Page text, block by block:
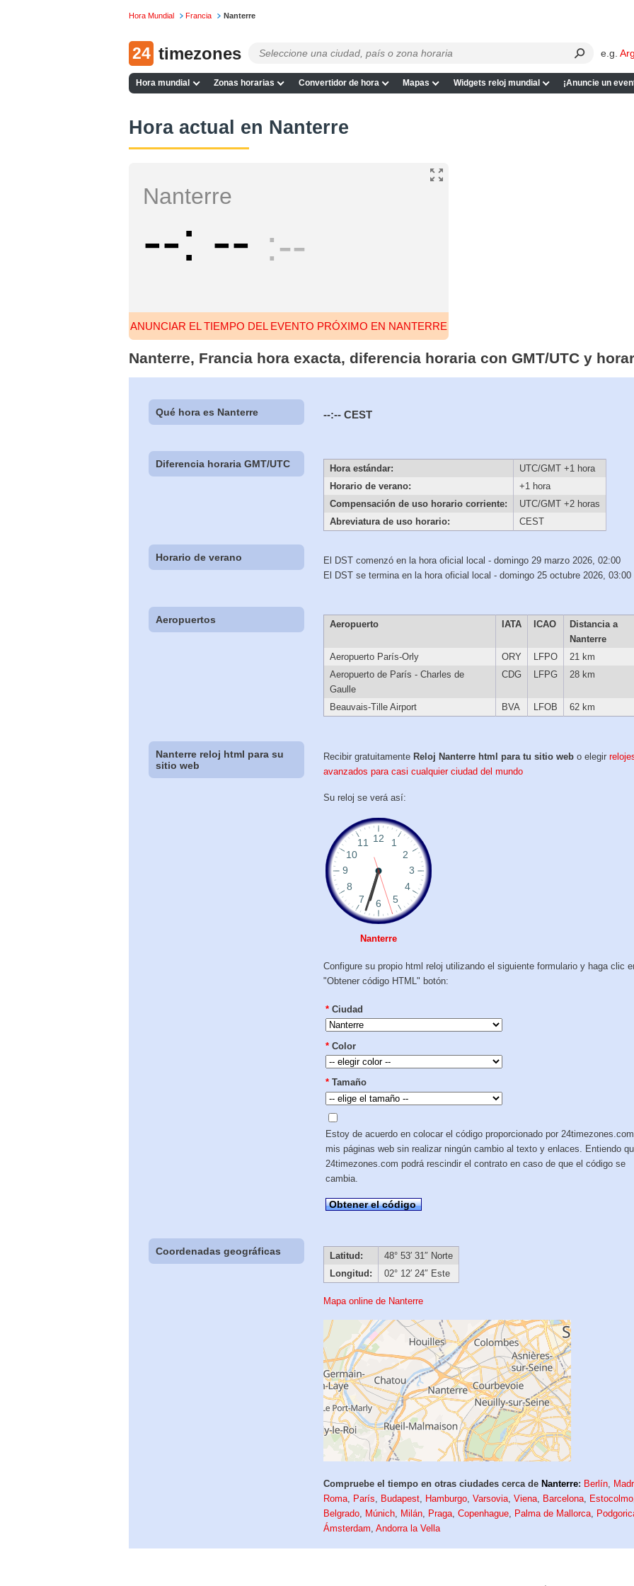
Hora Mundial Francia Nanterre
24 timezones e.g.
Hora mundial Zonas horarias Convertidor de hora Mapas Widgets reloj mundial ¡Anuncie un
Hora actual en Nanterre
Nanterre
-- -- --
ANUNCIAR EL TIEMPO DEL EVENTO PRÓXIMO EN NANTERRE
Nanterre, Francia hora exacta, diferencia horaria con GMT/UTC y
Qué hora es Nanterre --:-- CEST
Diferencia horaria GMT/UTC Hora estándar:
UTC/GMT +1 hora
Horario de verano:
+1 hora
Compensación de uso horario corriente:
UTC/GMT +2 horas
Abreviatura de uso horario:
CEST
Horario de verano
El DST comenzó en la hora oficial local - domingo 29 marzo 2026, 02:00
El DST se termina en la hora oficial local - domingo 25 octubre 2026, 03:00
Aeropuertos Aeropuerto IATA ICAO
Distancia a
Nanterre
Aeropuerto París-Orly
ORY LFPO
21 km
Aeropuerto de París - Charles de
Gaulle
CDG LFPG 28 km
Beauvais-Tille Airport BVA LFOB 62 km
Nanterre reloj html para su
sitio web
Recibir gratuitamente Reloj Nanterre html para tu sitio webo elegir
avanzados para casi cualquier ciudad del mundo
Su reloj se verá así:
Nanterre
Configure su propio html reloj utilizando el siguiente formulario y haga clic
"Obtener código HTML" botón:
* Ciudad
* Color
* Tamaño
Estoy de acuerdo en colocar el código proporcionado por
mis páginas web sin realizar ningún cambio al texto y enlaces. Entiendo
24timezones.com podrá rescindir el contrato en caso de que el código se
cambia.
Obtener el código
Coordenadas geográficas Latitud:
48° 53′ 31″ Norte
Longitud:
02° 12′ 24″ Este
Mapa online de Nanterre
Compruebe el tiempo en otras ciudades cerca de Nanterre: Berlín,
Roma, París, Budapest, Hamburgo,Varsovia,Viena, Barcelona, Estocolmo
Belgrado, Múnich, Milán, Praga,Copenhague, Palma de Mallorca,
Ámsterdam,Andorra la Vella